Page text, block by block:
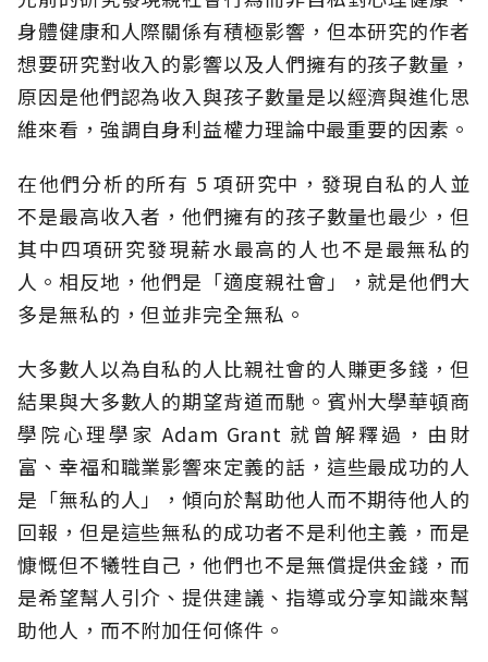
身體健康和人際關係有積極影響，但本研究的作者
想要研究對收入的影響以及人們擁有的孩子數量，
原因是他們認為收入與孩子數量是以經濟與進化思
維來看，強調自身利益權力理論中最重要的因素。
在他們分析的所有 5 項研究中，發現自私的人並
不是最高收入者，他們擁有的孩子數量也最少，但
其中四項研究發現薪水最高的人也不是最無私的
人。相反地，他們是「適度親社會」，就是他們大
多是無私的，但並非完全無私。
大多數人以為自私的人比親社會的人賺更多錢，但
結果與大多數人的期望背道而馳。賓州大學華頓商
學院心理學家 Adam Grant 就曾解釋過，由財
富、幸福和職業影響來定義的話，這些最成功的人
是「無私的人」，傾向於幫助他人而不期待他人的
回報，但是這些無私的成功者不是利他主義，而是
慷慨但不犧牲自己，他們也不是無償提供金錢，而
是希望幫人引介、提供建議、指導或分享知識來幫
助他人，而不附加任何條件。